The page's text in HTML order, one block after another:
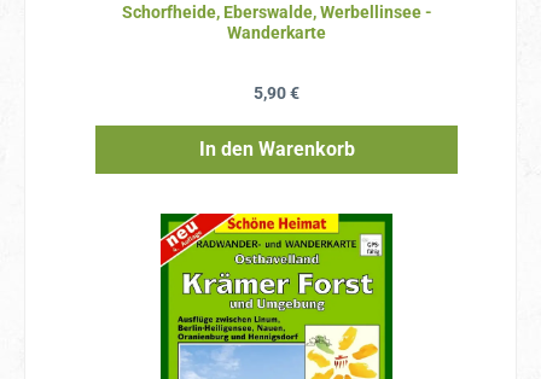
Schorfheide, Eberswalde, Werbellinsee -
Wanderkarte
Regulärer Preis:
5,90 €
In den Warenkorb